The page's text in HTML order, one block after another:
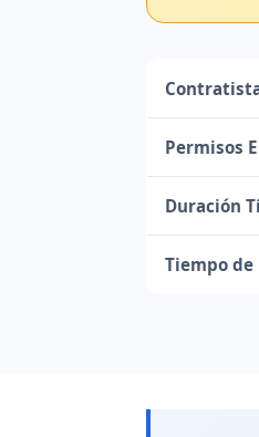
Permisos
Duración
Tiempo de